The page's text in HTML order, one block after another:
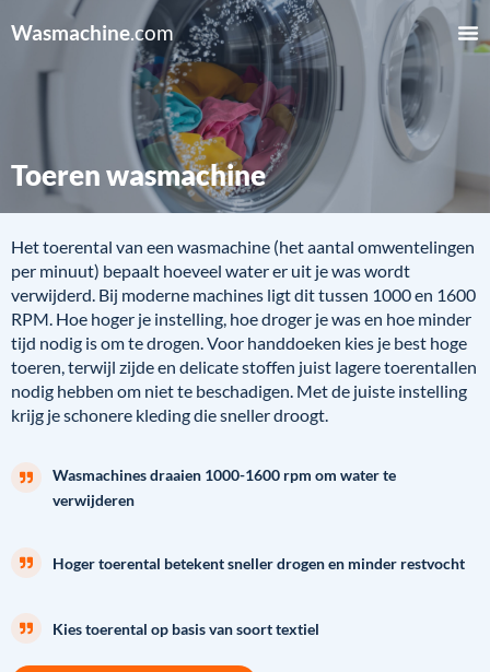
Wasmachine.com
Toeren wasmachine
Het toerental van een wasmachine (het aantal omwentelingen
per minuut) bepaalt hoeveel water er uit je was wordt
verwijderd. Bij moderne machines ligt dit tussen 1000 en 1600
RPM. Hoe hoger je instelling, hoe droger je was en hoe minder
tijd nodig is om te drogen. Voor handdoeken kies je best hoge
toeren, terwijl zijde en delicate stoffen juist lagere toerentallen
nodig hebben om niet te beschadigen. Met de juiste instelling
krijg je schonere kleding die sneller droogt.
Wasmachines draaien 1000-1600 rpm om water te
verwijderen
Hoger toerental betekent sneller drogen en minder restvocht
Kies toerental op basis van soort textiel